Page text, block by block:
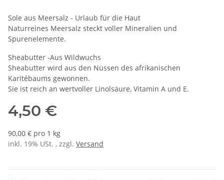
Sole aus Meersalz - Urlaub für die Haut
Naturreines Meersalz steckt voller Mineralien und
Spurenelemente.
Sheabutter -Aus Wildwuchs
Sheabutter wird aus den Nüssen des afrikanischen
Karitébaums gewonnen.
Sie ist reich an wertvoller Linolsäure, Vitamin A und E.
4,50 €
90,00 € pro 1 kg
inkl. 19% USt. , zzgl. Versand